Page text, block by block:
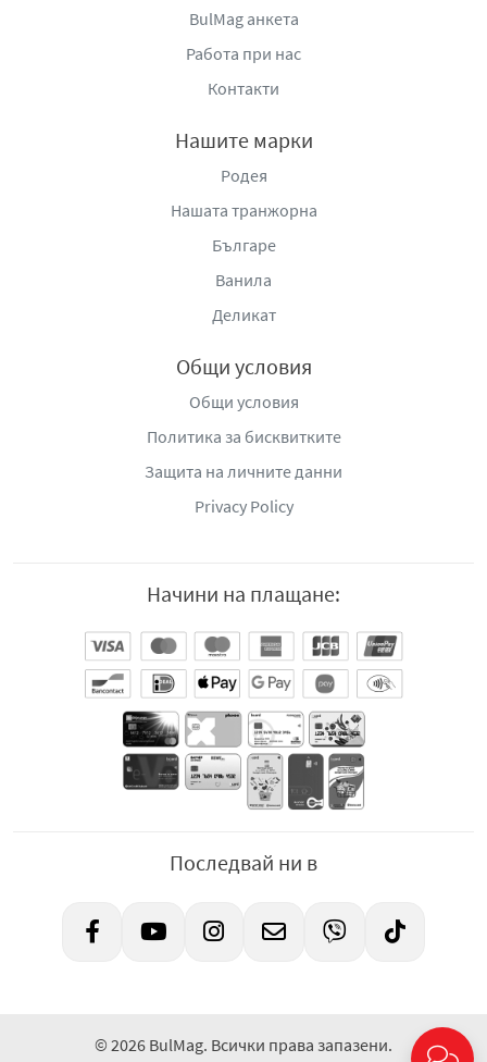
BulMag анкета
Работа при нас
Контакти
Нашите марки
Родея
Нашата транжорна
Българе
Ванила
Деликат
Общи условия
Общи условия
Политика за бисквитките
Защита на личните данни
Privacy Policy
Начини на плащане:
Последвай ни в
© 2026 BulMag. Всички права запазени.